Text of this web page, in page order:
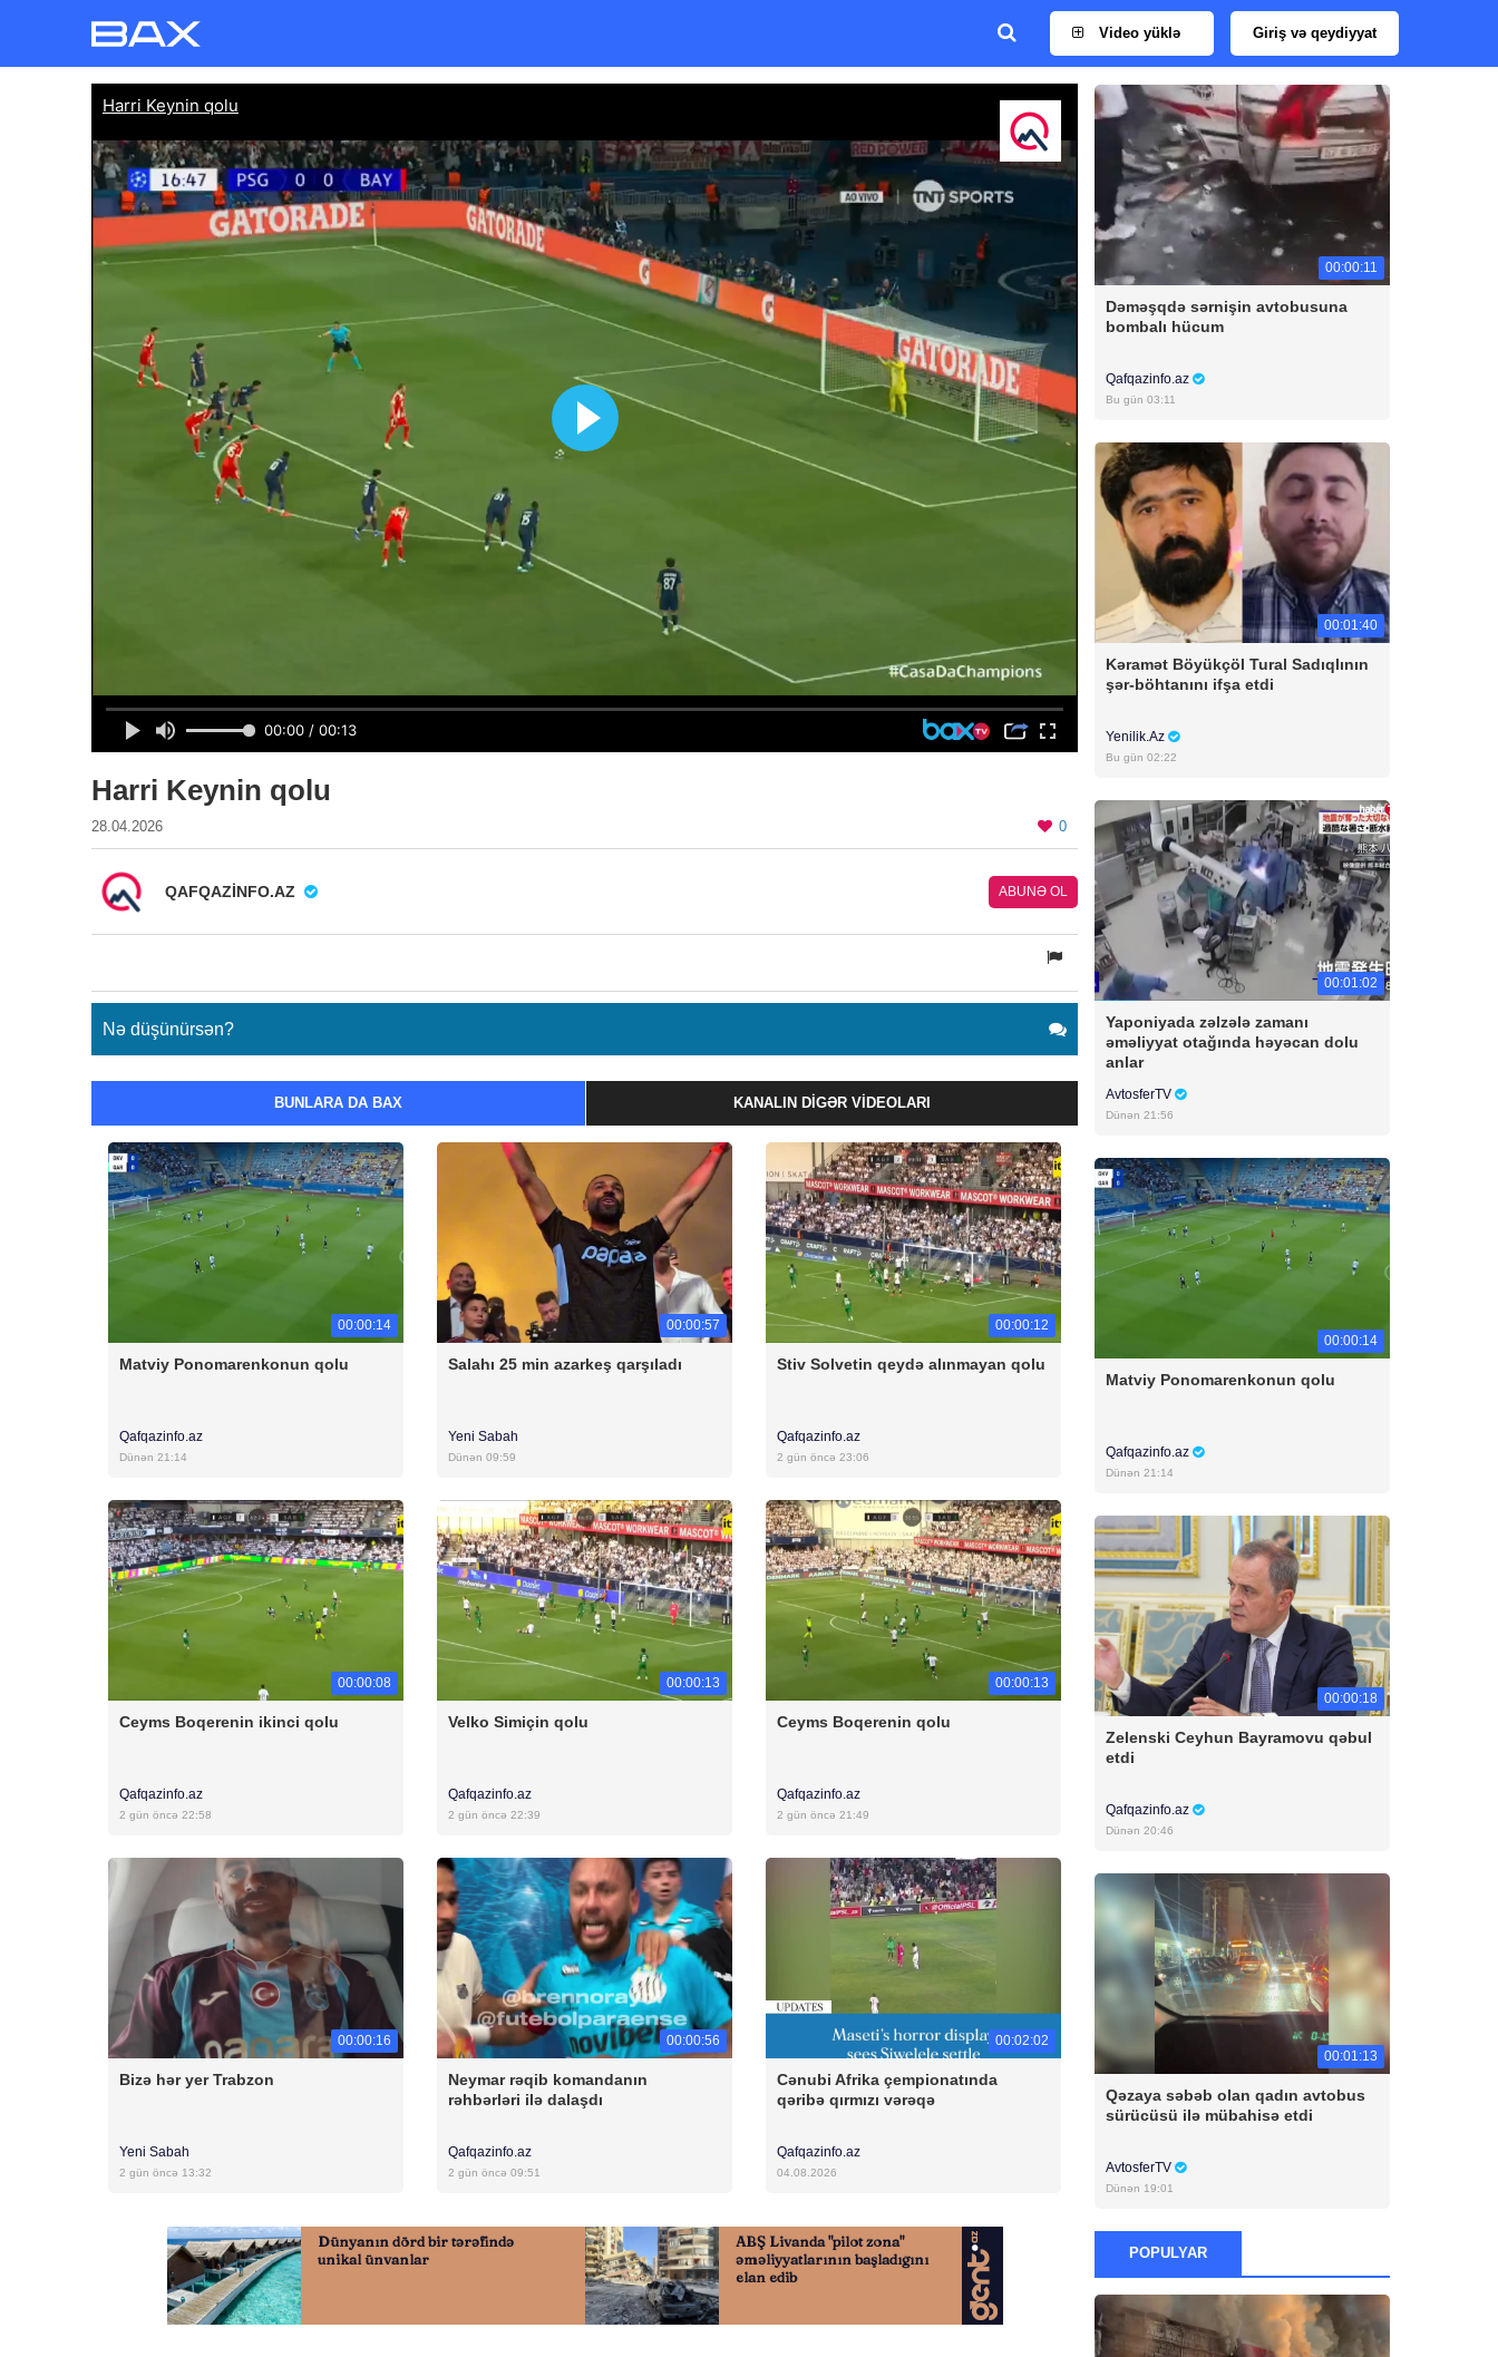
Video yüklə Giriş və qeydiyyat
Harri Keynin qolu
28.04.2026 0
QAFQAZINFO.AZ ABUNƏ OL
Nə düşünürsən?
BUNLARA DA BAX KANALIN DIGƏR VIDEOLARI
00:00:14
Matviy Ponomarenkonun qolu
Qafqazinfo.az
Dünən 21:14
00:00:57
Salahı 25 min azarkeş qarşıladı
Yeni Sabah
Dünən 09:59
00:00:12
Stiv Solvetin qeydə alınmayan qolu
Qafqazinfo.az
2 gün öncə 23:06
00:00:08
Ceyms Boqerenin ikinci qolu
Qafqazinfo.az
2 gün öncə 22:58
00:00:13
Velko Simiçin qolu
Qafqazinfo.az
2 gün öncə 22:39
00:00:13
Ceyms Boqerenin qolu
Qafqazinfo.az
2 gün öncə 21:49
00:00:16
Bizə hər yer Trabzon
Yeni Sabah
2 gün öncə 13:32
00:00:56
Neymar rəqib komandanın
rəhbərləri ilə dalaşdı
Qafqazinfo.az
2 gün öncə 09:51
00:02:02
Cənubi Afrika çempionatında
qəribə qırmızı vərəqə
Qafqazinfo.az
04.08.2026
00:00:11
Dəməşqdə sərnişin avtobusuna
bombalı hücum
Qafqazinfo.az
Bu gün 03:11
00:01:40
Kəramət Böyükçöl Tural Sadıqlının
şər-böhtanını ifşa etdi
Yenilik.Az
Bu gün 02:22
00:01:02
Yaponiyada zəlzələ zamanı
əməliyyat otağında həyəcan dolu
anlar
AvtosferTV
Dünən 21:56
00:00:14
Matviy Ponomarenkonun qolu
Qafqazinfo.az
Dünən 21:14
00:00:18
Zelenski Ceyhun Bayramovu qəbul
etdi
Qafqazinfo.az
Dünən 20:46
00:01:13
Qəzaya səbəb olan qadın avtobus
sürücüsü ilə mübahisə etdi
AvtosferTV
Dünən 19:01
POPULYAR